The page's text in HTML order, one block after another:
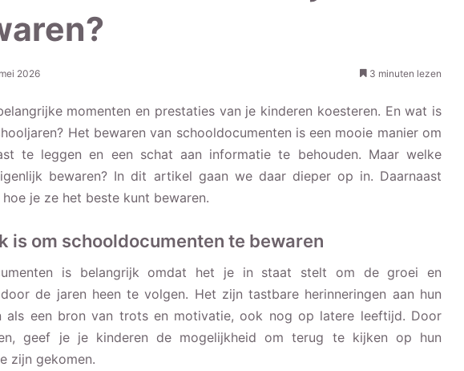
2026 3 minuten lezen
momenten en prestaties van je kinderen koesteren. En wat is
Het bewaren van schooldocumenten is een mooie manier om
te leggen en een schat aan informatie te behouden. Maar welke
bewaren? In dit artikel gaan we daar dieper op in. Daarnaast
je ze het beste kunt bewaren.
is om schooldocumenten te bewaren
is belangrijk omdat het je in staat stelt om de groei en
de jaren heen te volgen. Het zijn tastbare herinneringen aan hun
als een bron van trots en motivatie, ook nog op latere leeftijd. Door
geef je je kinderen de mogelijkheid om terug te kijken op hun
zijn gekomen.